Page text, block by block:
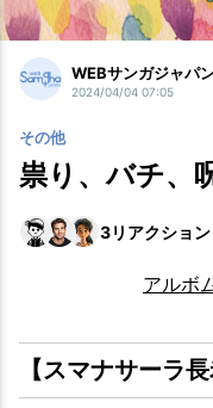
WEBサンガジャパ
2024/04/04 07:05
その他
祟り、バチ、
3リアクション
アルボ
【スマナサーラ